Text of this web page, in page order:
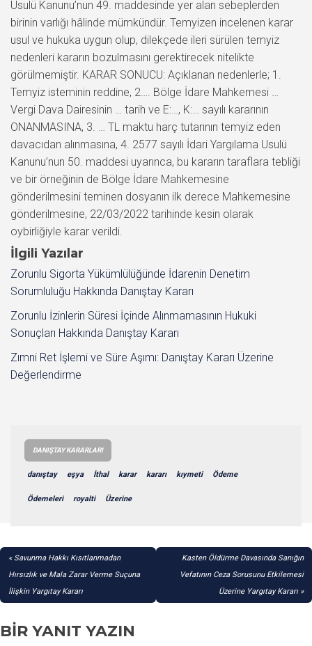
Usulü Kanunu’nun 49. maddesinde yer alan sebeplerden
birinin varlığı hâlinde mümkündür. Temyizen incelenen karar
usul ve hukuka uygun olup, dilekçede ileri sürülen temyiz
nedenleri kararın bozulmasını gerektirecek nitelikte
görülmemiştir. KARAR SONUCU: Açıklanan nedenlerle; 1.
Temyiz isteminin reddine, 2…. Bölge İdare Mahkemesi …
Vergi Dava Dairesinin … tarih ve E:…, K:… sayılı kararının
ONANMASINA, 3. … TL maktu harç tutarının temyiz eden
davacıdan alınmasına, 4. 2577 sayılı İdari Yargılama Usulü
Kanunu’nun 50. maddesi uyarınca, bu kararın taraflara tebliği
ve bir örneğinin de Bölge İdare Mahkemesine
gönderilmesini teminen dosyanın ilk derece Mahkemesine
gönderilmesine, 22/03/2022 tarihinde kesin olarak
oybirliğiyle karar verildi.
İlgili Yazılar
Zorunlu Sigorta Yükümlülüğünde İdarenin Denetim
Sorumluluğu Hakkında Danıştay Kararı
Zorunlu İzinlerin Süresi İçinde Alınmamasının Hukuki
Sonuçları Hakkında Danıştay Kararı
Zımni Ret İşlemi ve Süre Aşımı: Danıştay Kararı Üzerine
Değerlendirme
DANIŞTAY KARARLARI
danıştay eşya İthal karar kararı kıymeti Ödeme
Ödemeleri royalti Üzerine
YAZI
GEZINMESI
Savunma Hakkı Kısıtlanmadan
Hırsızlık ve Mala Zarar Verme Suçuna
İlişkin Yargıtay Kararı
Kasten Öldürme Davasında Sanığın
Vefatının Ceza Sorusunu Etkilemesi
Üzerine Yargıtay Kararı
BIR YANIT YAZIN